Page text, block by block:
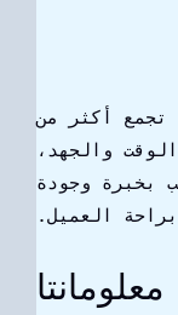
تجمع أكثر من
والجهد،
بخبرة وجودة
العميل.
معلومانتا